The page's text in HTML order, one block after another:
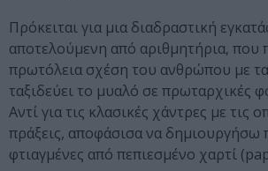
Πρόκειται για μια διαδραστική
αποτελούμενη από αριθμητήρια, που
πρωτόλεια σχέση του ανθρώπου με
ταξιδεύει το μυαλό σε πρωταρχικές
Αντί για τις κλασικές χάντρες με τις
πράξεις, αποφάσισα να δημιουργήσω
φτιαγμένες από πεπιεσμένο χαρτί